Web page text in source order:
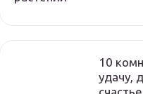
10
удачу,